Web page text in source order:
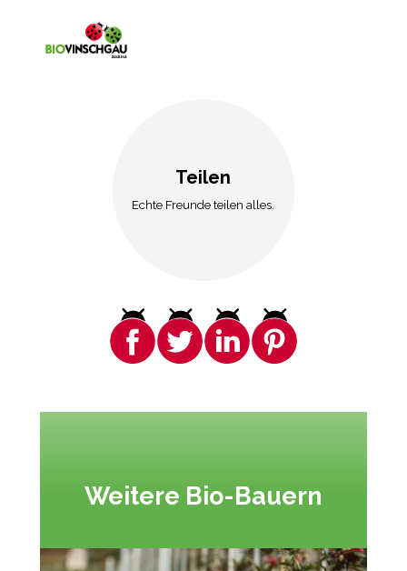
Teilen
Echte Freunde teilen alles.
Weitere Bio-Bauern